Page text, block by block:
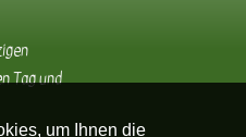
um Ihnen die
Tag und